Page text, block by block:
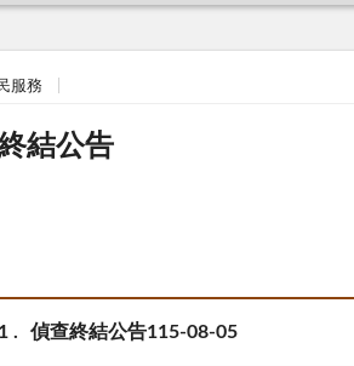
服務
結公告
1 偵查終結公告115-08-05